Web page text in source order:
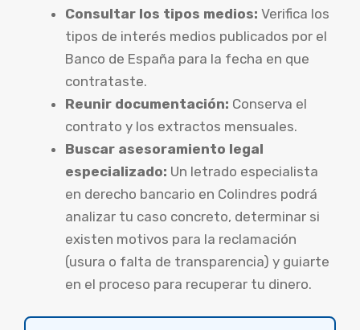
Consultar los tipos medios: Verifica los
tipos de interés medios publicados por el
Banco de España para la fecha en que
contrataste.
Reunir documentación: Conserva el
contrato y los extractos mensuales.
Buscar asesoramiento legal
especializado: Un letrado especialista
en derecho bancario en Colindres podrá
analizar tu caso concreto, determinar si
existen motivos para la reclamación
(usura o falta de transparencia) y guiarte
en el proceso para recuperar tu dinero.